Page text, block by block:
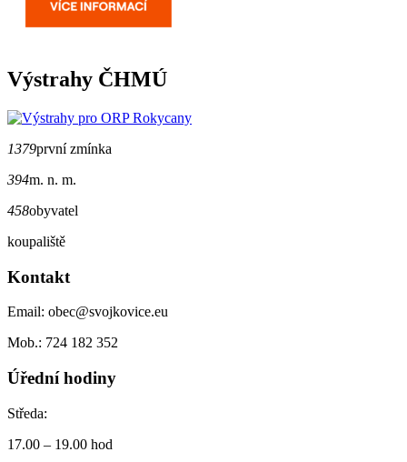
Výstrahy ČHMÚ
1379první zmínka
394m. n. m.
458obyvatel
koupaliště
Kontakt
Email: obec@svojkovice.eu
Mob.: 724 182 352
Úřední hodiny
Středa:
17.00 – 19.00 hod